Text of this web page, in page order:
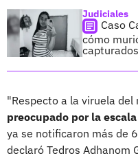
Judiciales
Caso
cómo
capturados
"Respecto a la viruela del
preocupado por la
ya se notificaron más de
declaró Tedros Adhanom